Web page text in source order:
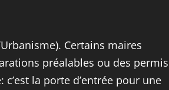
Certains maires
préalables ou des permis
la porte d’entrée pour une